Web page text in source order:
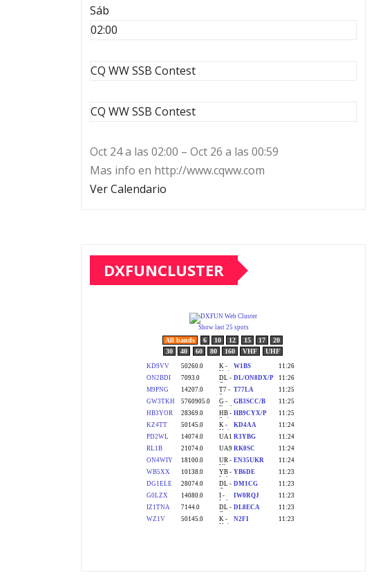
Sáb
02:00
CQ WW SSB Contest
CQ WW SSB Contest
Oct 24 a las 02:00 – Oct 26 a las 00:59
Mas info en http://www.cqww.com
Ver Calendario
DXFUNCLUSTER